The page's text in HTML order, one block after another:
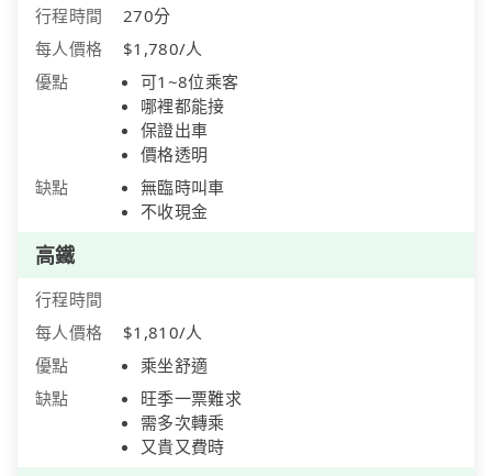
行程時間
270分
每人價格
$1,780/人
優點
可1~8位乘客
哪裡都能接
保證出車
價格透明
缺點
無臨時叫車
不收現金
高鐵
行程時間
每人價格
$1,810/人
優點
乘坐舒適
缺點
旺季一票難求
需多次轉乘
又貴又費時